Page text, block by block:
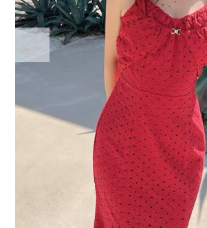
STYLE PHOTO
ACCOUNT
ONLINE STORE